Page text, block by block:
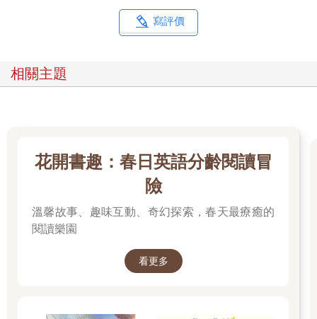
寫評價
相關主題
花開書趣：春日英語分齡閱讀冒
險
溫馨故事、趣味互動、奇幻探索，春天最療癒的
閱讀樂園
看更多